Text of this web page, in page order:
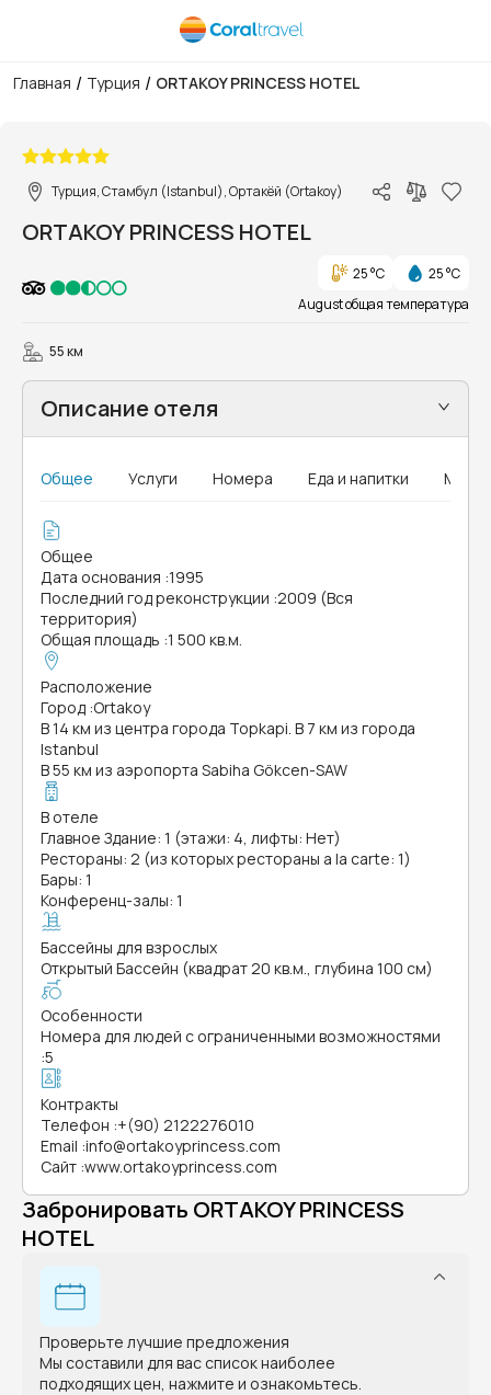
Главная / Турция / ORTAKOY PRINCESS HOTEL
Турция, Стамбул (Istanbul), Ортакёй (Ortakoy)
ORTAKOY PRINCESS HOTEL
25 °C
25 °C
August общая температура
55 км
Описание отеля
Общее Услуги Номера Еда и напитки MICE
Общее
Дата основания :1995
Последний год реконструкции :2009 (Вся
территория)
Общая площадь :1 500 кв.м.
Расположение
Город :Ortakoy
В 14 км из центра города Topkapi. В 7 км из города
Istanbul
В 55 км из аэропорта Sabiha Gökcen-SAW
В отеле
Главное Здание: 1 (этажи: 4, лифты: Нет)
Рестораны: 2 (из которых рестораны a la carte: 1)
Бары: 1
Конференц-залы: 1
Бассейны для взрослых
Открытый Бассейн (квадрат 20 кв.м., глубина 100 см)
Особенности
Номера для людей с ограниченными возможностями
:5
Контракты
Телефон :+(90) 2122276010
Email :info@ortakoyprincess.com
Сайт :www.ortakoyprincess.com
Забронировать ORTAKOY PRINCESS
HOTEL
Проверьте лучшие предложения
Мы составили для вас список наиболее
подходящих цен, нажмите и ознакомьтесь.